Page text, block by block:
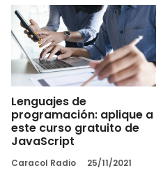
Lenguajes de
programación: aplique a
este curso gratuito de
JavaScript
Caracol Radio 25/11/2021